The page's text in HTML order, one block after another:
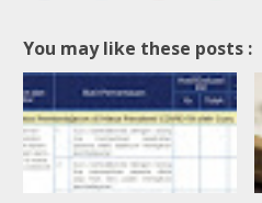
You may like these posts :